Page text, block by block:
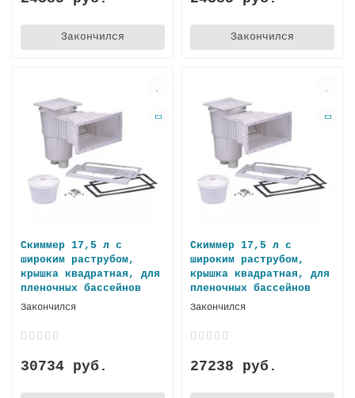
Закончился Закончился
Скиммер 17,5 л с
широким раструбом,
крышка квадратная, для
плeночных бассeйнов
Закончился
30734 руб.
Скиммер 17,5 л с
широким раструбом,
крышка квадратная, для
пленoчных басcейнов
Закончился
27238 руб.